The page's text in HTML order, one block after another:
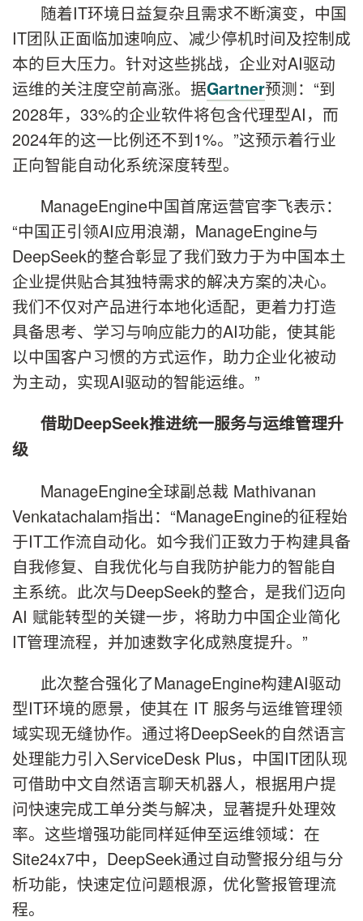
随着IT环境日益复杂且需求不断演变，中国
IT团队正面临加速响应、减少停机时间及控制成
本的巨大压力。针对这些挑战，企业对AI驱动
运维的关注度空前高涨。据Gartner预测：“到
2028年，33%的企业软件将包含代理型AI，而
2024年的这一比例还不到1%。”这预示着行业
正向智能自动化系统深度转型。
ManageEngine中国首席运营官李飞表示：
“中国正引领AI应用浪潮，ManageEngine与
DeepSeek的整合彰显了我们致力于为中国本土
企业提供贴合其独特需求的解决方案的决心。
我们不仅对产品进行本地化适配，更着力打造
具备思考、学习与响应能力的AI功能，使其能
以中国客户习惯的方式运作，助力企业化被动
为主动，实现AI驱动的智能运维。”
借助DeepSeek推进统一服务与运维管理升
级
ManageEngine全球副总裁 Mathivanan
Venkatachalam指出：“ManageEngine的征程始
于IT工作流自动化。如今我们正致力于构建具备
自我修复、自我优化与自我防护能力的智能自
主系统。此次与DeepSeek的整合，是我们迈向
AI 赋能转型的关键一步，将助力中国企业简化
IT管理流程，并加速数字化成熟度提升。”
此次整合强化了ManageEngine构建AI驱动
型IT环境的愿景，使其在 IT 服务与运维管理领
域实现无缝协作。通过将DeepSeek的自然语言
处理能力引入ServiceDesk Plus，中国IT团队现
可借助中文自然语言聊天机器人，根据用户提
问快速完成工单分类与解决，显著提升处理效
率。这些增强功能同样延伸至运维领域：在
Site24x7中，DeepSeek通过自动警报分组与分
析功能，快速定位问题根源，优化警报管理流
程。